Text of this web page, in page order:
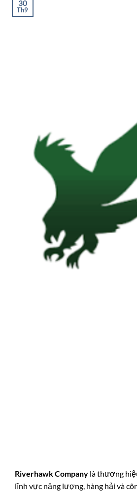
30
Th9
Riverhawk Company là thương
lĩnh vực năng lượng, hàng hải và